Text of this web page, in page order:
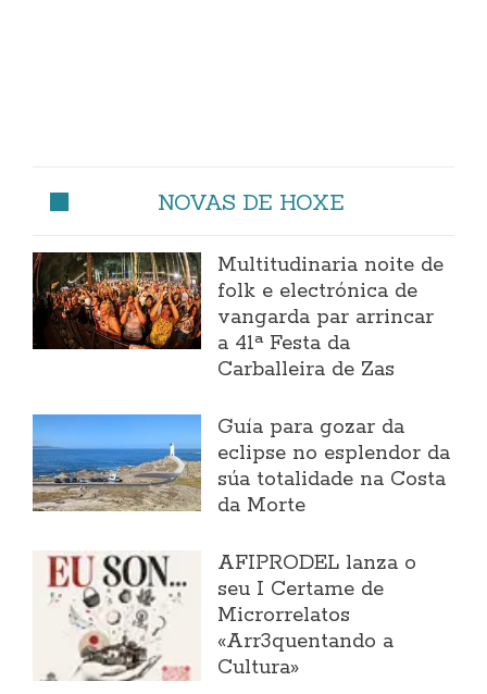
NOVAS DE HOXE
Multitudinaria noite de
folk e electrónica de
vangarda par arrincar
a 41ª Festa da
Carballeira de Zas
Guía para gozar da
eclipse no esplendor da
súa totalidade na Costa
da Morte
AFIPRODEL lanza o
seu I Certame de
Microrrelatos
«Arr3quentando a
Cultura»